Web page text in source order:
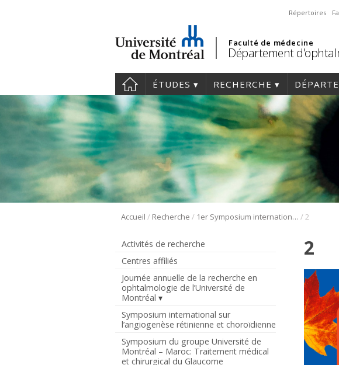
Répertoires
Faculté de médecine
Département
ÉTUDES RECHERCHE
Accueil / Recherche / 1er Symposium international en médecine régénérative de la cornée /2
Activités de recherche
Centres affiliés
Journée annuelle de la recherche en
ophtalmologie de l’Université de
Montréal
Symposium international sur
l’angiogenèse rétinienne et choroïdienne
Symposium du groupe Université de
Montréal – Maroc: Traitement médical
et chirurgical du Glaucome
2